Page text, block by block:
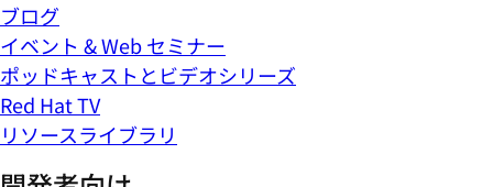
ブログ
イベント & Web セミナー
ポッドキャストとビデオシリーズ
Red Hat TV
リソースライブラリ